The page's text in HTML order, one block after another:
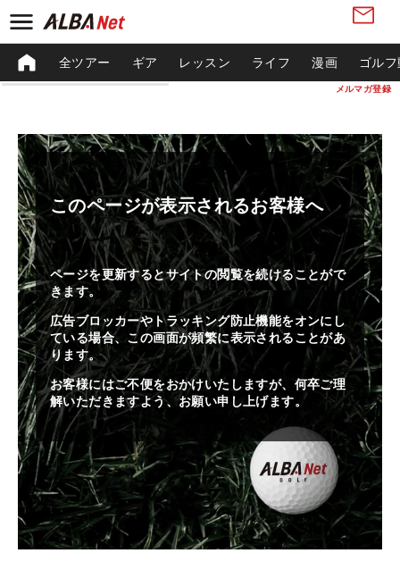
メルマガ登録
全ツアー ギア レッスン ライフ 漫画 ゴル
このページが表示されるお客様へ
ページを更新するとサイトの閲覧を続けることがで
きます。
広告ブロッカーやトラッキング防止機能をオンにし
ている場合、この画面が頻繁に表示されることがあ
ります。
お客様にはご不便をおかけいたしますが、何卒ご理
解いただきますよう、お願い申し上げます。